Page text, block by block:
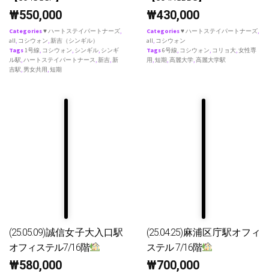
₩550,000
Categories♥ ハートステイパートナーズ,
all, コシウォン,新吉（シンギル）
Tags1号線, コシウォン, シンギル, シンギ
ル駅,ハートステイパートナース,新吉,新
吉駅, 男女共用,短期
₩430,000
Categories♥ ハートステイパートナーズ,
all, コシウォン
Tags6号線, コシウォン, コリョ大,女性専
用,短期,高麗大学,高麗大学駅
(25.05.09)誠信女子大入口駅
オフィステル7/16階
₩580,000
(25.04.25)麻浦区庁駅オフィ
ステル 7/16階
₩700,000